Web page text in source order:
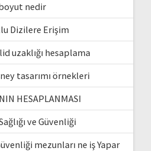
nedir
Dizilere Erişim
uzaklığı hesaplama
tasarımı örnekleri
HESAPLANMASI
ve Güvenliği
mezunları ne iş Yapar